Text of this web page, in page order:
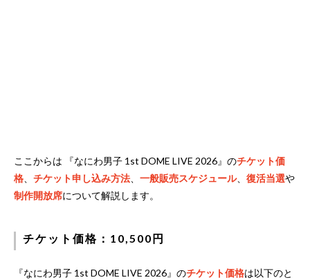
ここからは 『なにわ男子 1st DOME LIVE 2026』のチケット価
格
チケット申し込み方法 一般販売スケジュール、 復活当選や
制作開放席について解説します。
チケット価格：10,500円
『なにわ男子 1st DOME LIVE 2026』のチケット価格は以下のと